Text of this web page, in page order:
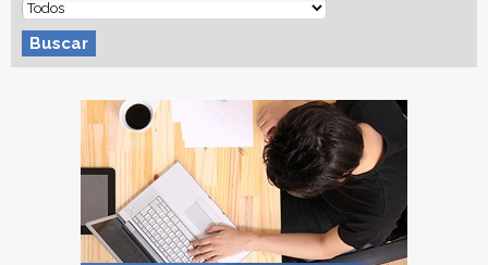
Buscar